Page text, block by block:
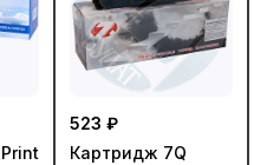
523 ₽
Картридж 7Q